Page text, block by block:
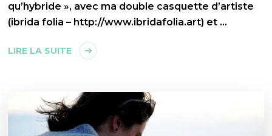
qu’hybride », avec ma double casquette d’artiste
(ibrida folia – http://www.ibridafolia.art) et …
LIRE LA SUITE